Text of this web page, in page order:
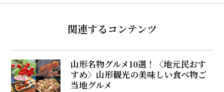
関連するコンテンツ
山形名物グルメ10選！〈地元民おす
すめ〉山形観光の美味しい食べ物ご
当地グルメ